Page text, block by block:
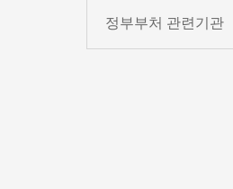
정부부처 관련기관